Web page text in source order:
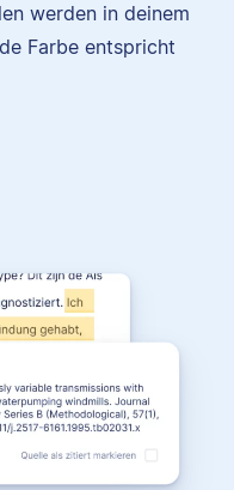
werden in deinem
Farbe entspricht